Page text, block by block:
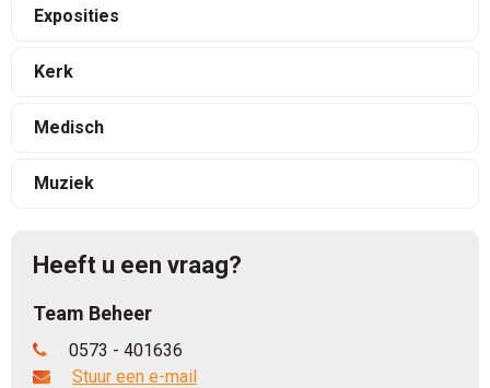
Exposities
Kerk
Medisch
Muziek
Heeft u een vraag?
Team Beheer
0573 - 401636
Stuur een e-mail